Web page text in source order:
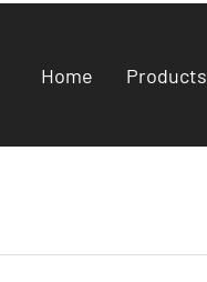
Home Products